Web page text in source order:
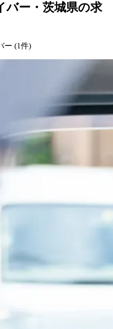
バー・茨城県の求
ー (1件)